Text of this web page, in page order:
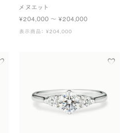
メヌエット
¥204,000 〜 ¥204,000
表示商品： ¥204,000